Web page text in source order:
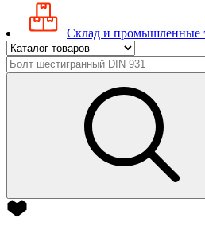
Склад и промышленные